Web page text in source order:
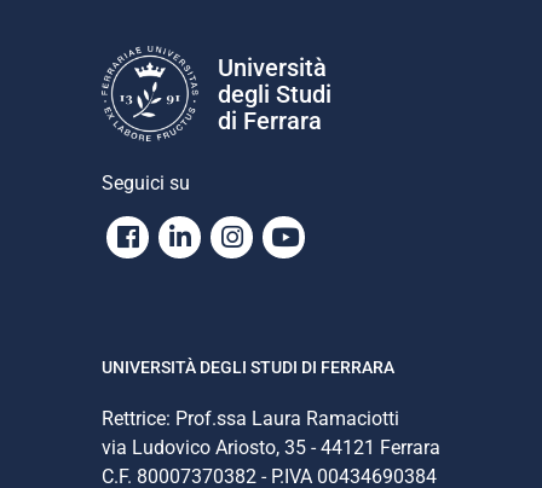
Università
degli Studi
di Ferrara
Seguici su
Facebook
LinkedinInstagram
Youtube
UNIVERSITÀ DEGLI STUDI DI FERRARA
Rettrice: Prof.ssa Laura Ramaciotti
via Ludovico Ariosto, 35 - 44121 Ferrara
C.F. 80007370382 - P.IVA 00434690384